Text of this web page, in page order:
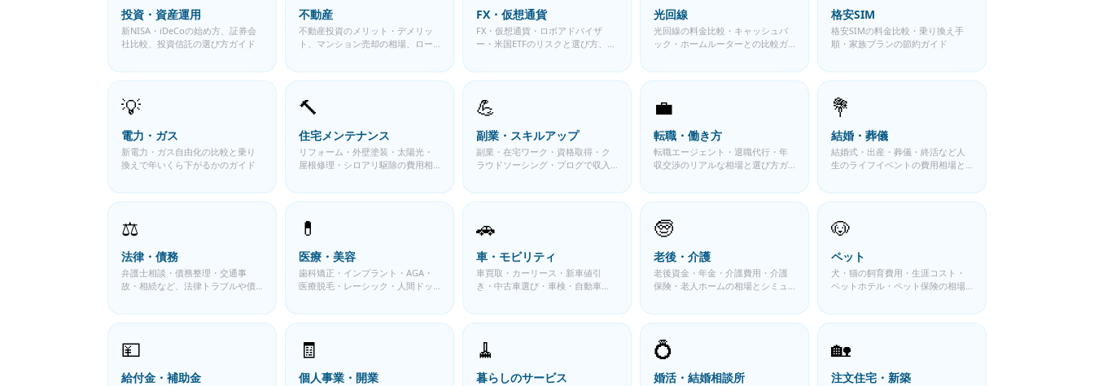
投資・資産運用
新NISA・iDeCoの始め方、証券会
社比較、投資信託の選び方ガイド
不動産
不動産投資のメリット・デメリッ
ト、マンション売却の相場、ロー
FX・仮想通貨
FX・仮想通貨・ロボアドバイザ
ー・米国ETFのリスクと選び方、税
光回線
光回線の料金比較・キャッシュバ
ック・ホームルーターとの比較ガ
格安SIM
格安SIMの料金比較・乗り換え手
順・家族プランの節約ガイド
💡
電力・ガス
新電力・ガス自由化の比較と乗り
換えで年いくら下がるかのガイド
🔨
住宅メンテナンス
リフォーム・外壁塗装・太陽光・
屋根修理・シロアリ駆除の費用相
💪
副業・スキルアップ
副業・在宅ワーク・資格取得・ク
ラウドソーシング・ブログで収入
💼
転職・働き方
転職エージェント・退職代行・年
収交渉のリアルな相場と選び方ガ
💐
結婚・葬儀
結婚式・出産・葬儀・終活など人
生のライフイベントの費用相場と
⚖️
法律・債務
弁護士相談・債務整理・交通事
故・相続など、法律トラブルや債
の使い分けガイド
💊
医療・美容
歯科矯正・インプラント・AGA・
医療脱毛・レーシック・人間ドッ
ド
🚗
車・モビリティ
車買取・カーリース・新車値引
き・中古車選び・車検・自動車
ガイド
🧓
老後・介護
老後資金・年金・介護費用・介護
保険・老人ホームの相場とシミュ
🐶
ペット
犬・猫の飼育費用・生涯コスト・
ペットホテル・ペット保険の相場
💴
給付金・補助金
🧾
個人事業・開業
🧹
暮らしのサービス
💍
婚活・結婚相談所
🏡
注文住宅・新築